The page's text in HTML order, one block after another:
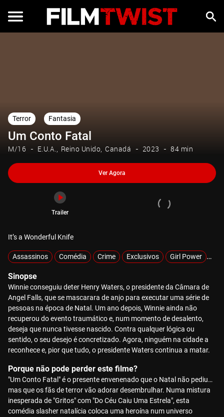
Terror Fantasia
Um Conto Fatal
M/16 E.U.A. Reino Unido Canadá 2023 84 min
Ver Agora
Trailer
It’s a Wonderful Knife
Assassinos Comédia Crime Exclusivos Girl Power
Sinopse
Winnie conseguiu deter Henry Waters, o presidente da Câmara de
Angel Falls, que se mascarara de anjo para executar uma série de
pessoas na época de Natal. Um ano depois, Winnie ainda não
recuperou do evento traumático e, num momento de desalento,
deseja que nunca tivesse nascido. Contra qualquer lógica ou
sentido, o seu desejo é concretizado. Agora, ninguém na cidade a
reconhece e, pior que tudo, o presidente Waters continua a matar.
Porque não pode perder este filme?
"Um Conto Fatal" é o presente envenenado que o Natal não pediu…
mas que os fãs de terror vão adorar desembrulhar. Numa mistura
inesperada de "Gritos" com "Do Céu Caiu Uma Estrela", esta
comédia slasher natalícia coloca uma heroína num universo